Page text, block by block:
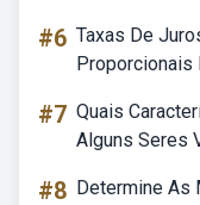
#6 Taxas De
Proporcionais
#7 Quais
Alguns Seres
#8 Determine As